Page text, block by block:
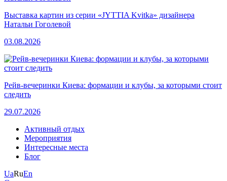
Выставка картин из серии «JYTTIA Kvitka» дизайнера
Натальи Гоголевой
03.08.2026
Рейв-вечеринки Киева: формации и клубы, за которыми стоит
следить
29.07.2026
Активный отдых
Мероприятия
Интересные места
Блог
UaRuEn